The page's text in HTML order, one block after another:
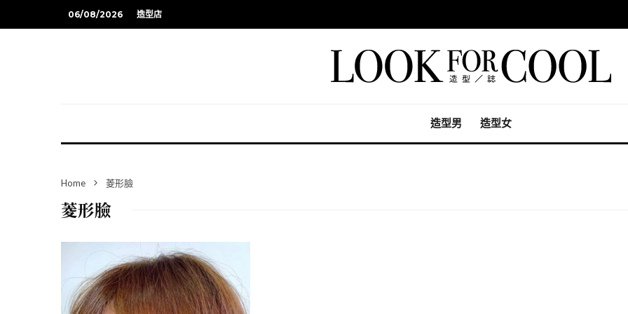
06/08/2026 造型店
造型男 造型女
Home 菱形臉
菱形臉